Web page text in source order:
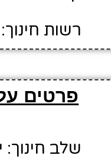
רשות
פרטים
שלב חינוך: